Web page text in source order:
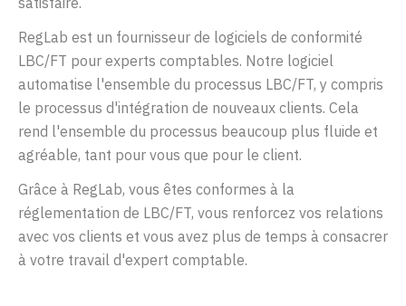
RegLab est un fournisseur de logiciels de conformité
LBC/FT pour experts comptables. Notre logiciel
automatise l'ensemble du processus LBC/FT, y compris
le processus d'intégration de nouveaux clients. Cela
rend l'ensemble du processus beaucoup plus fluide et
agréable, tant pour vous que pour le client.
Grâce à RegLab, vous êtes conformes à la
réglementation de LBC/FT, vous renforcez vos relations
avec vos clients et vous avez plus de temps à consacrer
à votre travail d'expert comptable.